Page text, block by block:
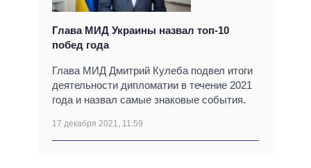
Глава МИД Украины назвал топ-10
побед года
Глава МИД Дмитрий Кулеба подвел итоги
деятельности дипломатии в течение 2021
года и назвал самые знаковые события.
17 декабря 2021, 11:59